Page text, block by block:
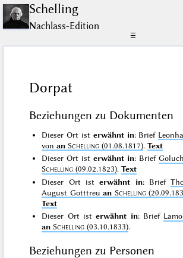
Schelling
Nachlass-Edition
☰
Dorpat
Beziehungen zu Dokumenten
Dieser Ort ist erwähnt in: Brief
vonan Schelling (01.08.1817).Text
Dieser Ort isterwähnt in: Brief
Schelling (09.02.1823).Text
Dieser Ort isterwähnt in: Brief
August Gotttreuan Schelling
Text
Dieser Ort isterwähnt in: Brief
an Schelling (03.10.1833).
Beziehungen zu Personen